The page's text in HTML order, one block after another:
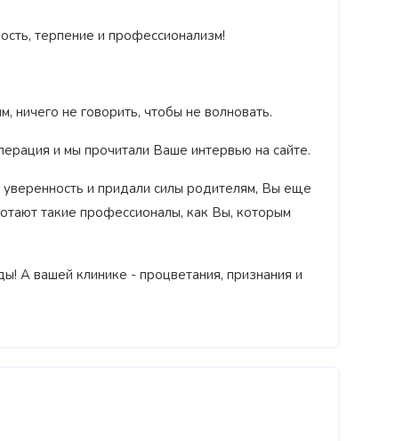
терпение и профессионализм!
ничего не говорить, чтобы не волновать.
и мы прочитали Ваше интервью на сайте.
и придали силы родителям, Вы еще
такие профессионалы, как Вы, которым
А вашей клинике - процветания, признания и